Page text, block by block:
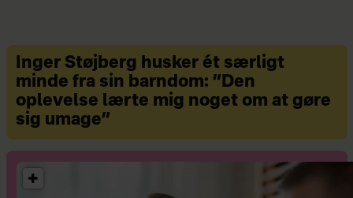
bladet og påALT for damernes
Instagram.
Inger Støjberg husker ét særligt
minde fra sin barndom: ”Den
oplevelse lærte mig noget om at gøre
sig umage”